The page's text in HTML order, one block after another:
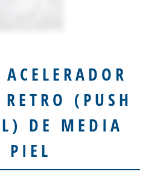
(PUSH
DE MEDIA
PIEL